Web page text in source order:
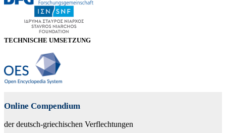
TECHNISCHE UMSETZUNG
Online Compendium
der deutsch-griechischen Verflechtungen